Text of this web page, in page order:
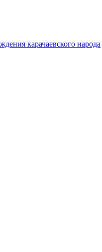
карачаевского народа